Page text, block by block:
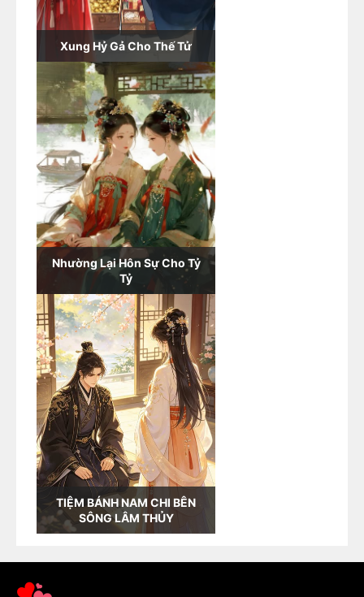
Xung Hỷ Gả Cho Thế Tử
Nhường Lại Hôn Sự Cho Tỷ
Tỷ
TIỆM BÁNH NAM CHI BÊN
SÔNG LÂM THỦY